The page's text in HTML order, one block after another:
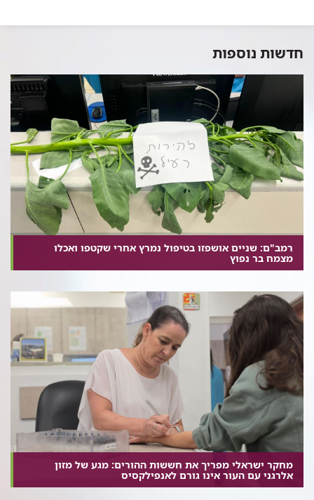
חדשות נוספות
רמב"ם: שניים אושפזו בטיפול נמרץ אחרי שקטפו ואכלו
מצמח בר נפוץ
מחקר ישראלי מפריך את חששות ההורים: מגע של מזון
אלרגני עם העור אינו גורם לאנפילקסיס